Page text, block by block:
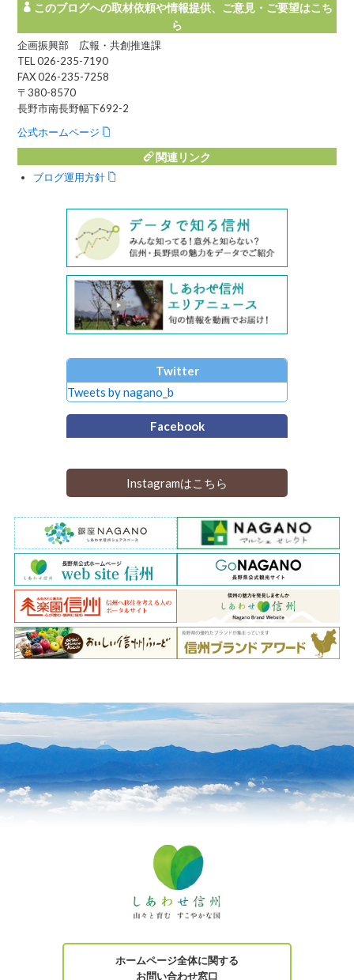
このブログへの取材依頼や情報提供、ご意見・ご要望はこち
ら
企画振興部 広報・共創推進課
TEL 026-235-7190
FAX 026-235-7258
〒380-8570
長野市南長野幅下692-2
公式ホームページ
関連リンク
ブログ運用方針
Twitter
Tweets by nagano_b
Facebook
Instagramはこちら
ホームページ全体に関する
お問い合わせ窓口